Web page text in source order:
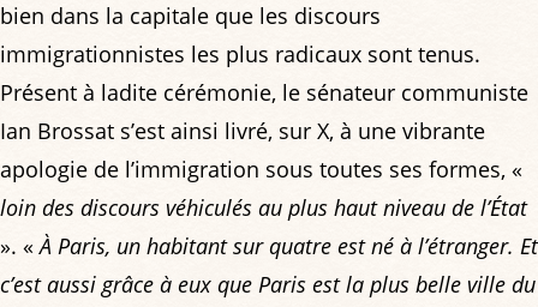
bien dans la capitale que les discours
immigrationnistes les plus radicaux sont tenus.
Présent à ladite cérémonie, le sénateur communiste
Ian Brossat s’est ainsi livré, sur X, à une vibrante
apologie de l’immigration sous toutes ses formes, «
loin des discours véhiculés au plus haut niveau de l’État
». «À Paris, un habitant sur quatre est né à l’étranger. Et
c’est aussi grâce à eux que Paris est la plus belle ville du